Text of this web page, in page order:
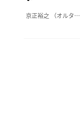
京正裕之 （オルタナ副編集長）